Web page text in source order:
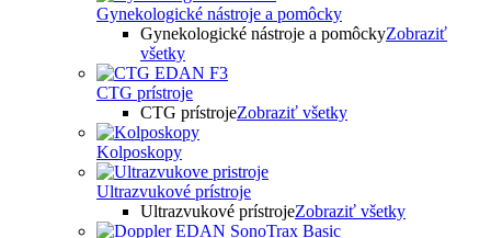
Gynekologické nástroje a pomôcky
Gynekologické nástroje a pomôckyZobraziť
všetky
CTG prístroje
CTG prístrojeZobraziť všetky
Kolposkopy
Ultrazvukové prístroje
Ultrazvukové prístrojeZobraziť všetky